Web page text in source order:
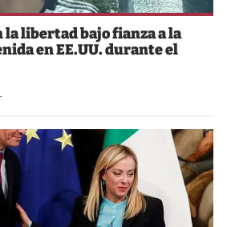
la libertad bajo fianza a la
en EE.UU. durante el